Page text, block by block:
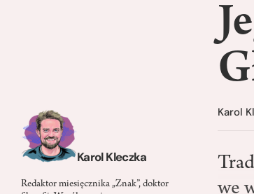
Karol Kleczka
Redaktor miesięcznika „Znak”, doktor
Karol
we